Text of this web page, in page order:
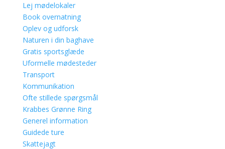
Lej mødelokaler
Book overnatning
Oplev og udforsk
Naturen i din baghave
Gratis sportsglæde
Uformelle mødesteder
Transport
Kommunikation
Ofte stillede spørgsmål
Krabbes Grønne Ring
Generel information
Guidede ture
Skattejagt